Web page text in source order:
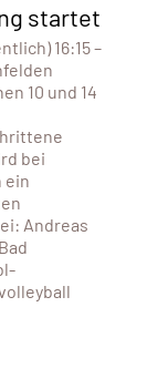
startet
16:15 –
10 und 14
bei
ein
Andreas